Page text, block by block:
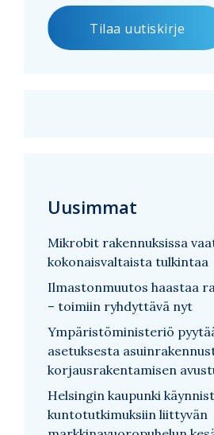
Uusimmat
Mikrobit rakennuksissa
kokonaisvaltaista tulkintaa
Ilmastonmuutos haastaa
– toimiin ryhdyttävä nyt
Ympäristöministeriö
asetuksesta
korjausrakentamisen
Helsingin kaupunki
kuntotutkimuksiin liittyvän